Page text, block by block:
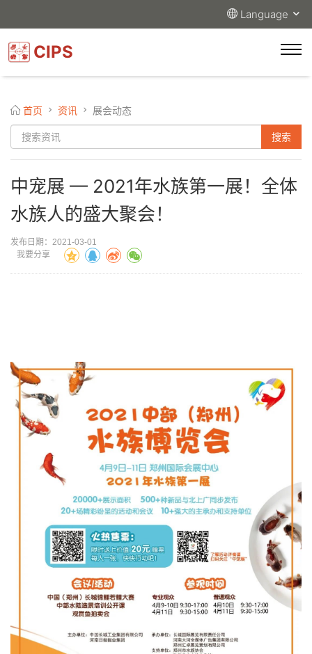
Language
CIPS
首页 资讯 展会动态
中宠展 — 2021年水族第一展！全体
水族人的盛大聚会！
发布日期：2021-03-01
我要分享